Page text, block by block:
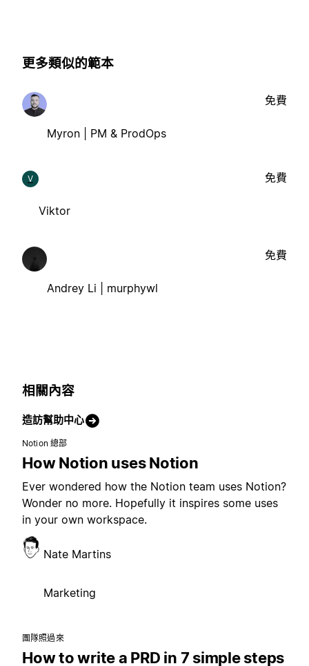
更多類似的範本
Myron | PM & ProdOps
免費
V
Viktor
免費
Andrey Li | murphywl
免費
相關內容
造訪幫助中心
Notion 總部
How Notion uses Notion
Ever wondered how the Notion team uses Notion?
Wonder no more. Hopefully it inspires some uses
in your own workspace.
Nate Martins
Marketing
團隊照過來
How to write a PRD in 7 simple steps